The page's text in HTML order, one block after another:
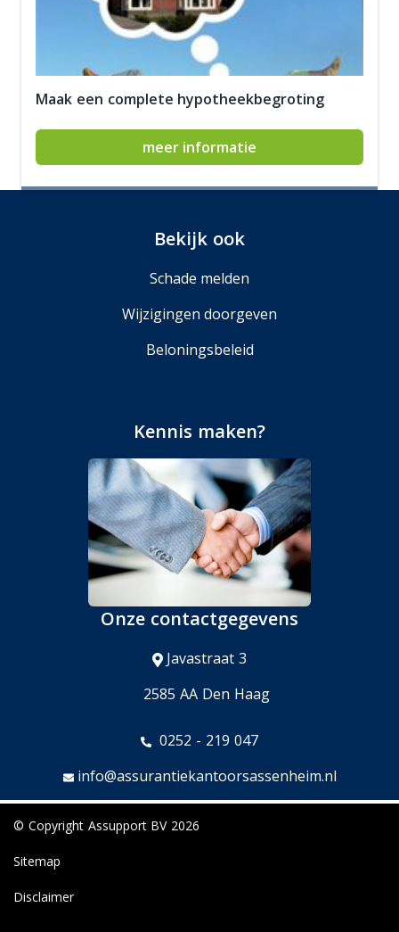
Maak een complete hypotheekbegroting
meer informatie
Bekijk ook
Schade melden
Wijzigingen doorgeven
Beloningsbeleid
Kennis maken?
Onze contactgegevens
Javastraat 3
2585 AA Den Haag
0252 - 219 047
info@assurantiekantoorsassenheim.nl
© Copyright Assupport BV2026
Sitemap
Disclaimer